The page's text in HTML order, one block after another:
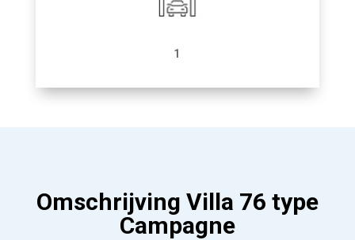
1
Omschrijving Villa 76 type
Campagne